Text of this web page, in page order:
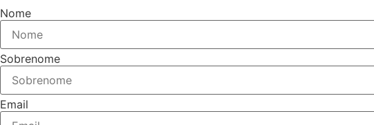
Nome
Sobrenome
Email